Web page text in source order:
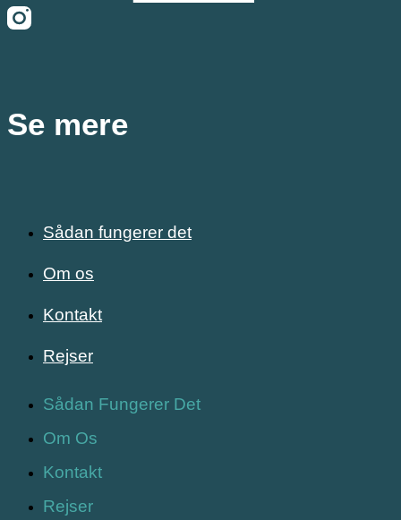
Se mere
Sådan fungerer det
Om os
Kontakt
Rejser
Sådan Fungerer Det
Om Os
Kontakt
Rejser